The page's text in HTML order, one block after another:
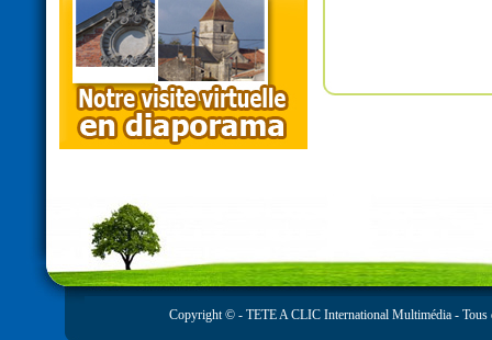
Copyright © - TETE A CLIC International Multimédia - Tous